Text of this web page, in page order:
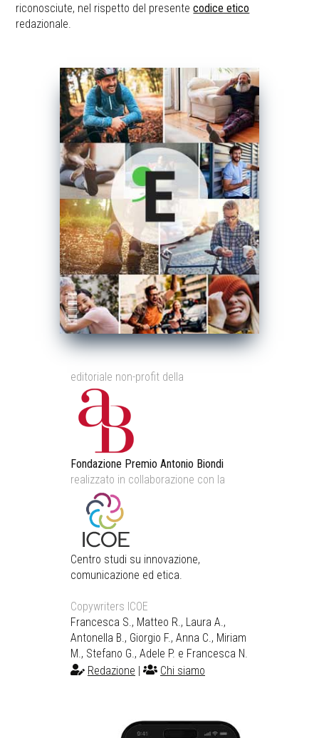
riconosciute, nel rispetto del presentecodice etico
redazionale.
editoriale non-profit della
Fondazione Premio Antonio Biondi
realizzato in collaborazione con la
Centro studi su innovazione,
comunicazione ed etica.
Copywriters ICOE
Francesca S., Matteo R., Laura A.,
Antonella B., Giorgio F., Anna C., Miriam
M., Stefano G., Adele P. e Francesca N.
Redazione
Chi siamo